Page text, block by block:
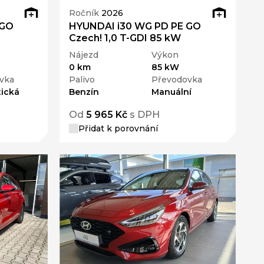
Ročník 2026
HYUNDAI i30 WG PD PE GO
Czech! 1,0 T-GDI 85 kW
Nájezd
0 km
Výkon
85 kW
Palivo
Benzín
Převodovka
Manuální
Od5 965 Kč s DPH
Přidat k porovnání